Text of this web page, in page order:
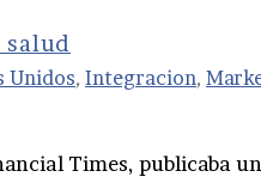
Unidos, Integracion,
Times, publicaba